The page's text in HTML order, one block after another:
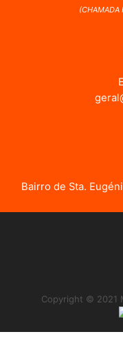
(CHAMADA
Bairro de Sta.
Copyright © 2021